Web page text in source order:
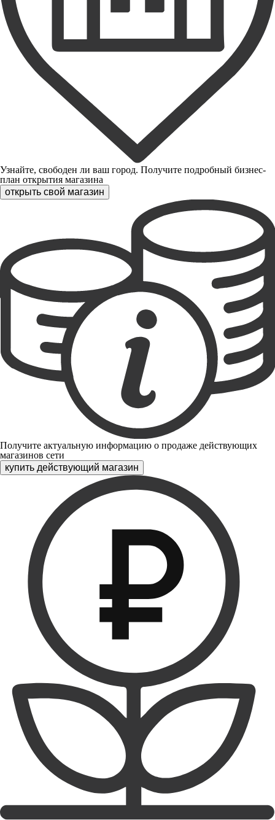
Узнайте, свободен ли ваш город. Получите подробный бизнес-
план открытия магазина
открыть свой магазин
Получите актуальную информацию о продаже действующих
магазинов сети
купить действующий магазин